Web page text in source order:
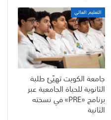
التعليم العالي
جامعة الكويت تهيّئ طلبة
الثانوية للحياة الجامعية عبر
برنامج «PRE» في نسخته
الثانية